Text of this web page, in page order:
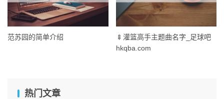
范苏园的简单介绍
🍢灌篮高手主题曲名字_足球吧
hkqba.com
热门文章